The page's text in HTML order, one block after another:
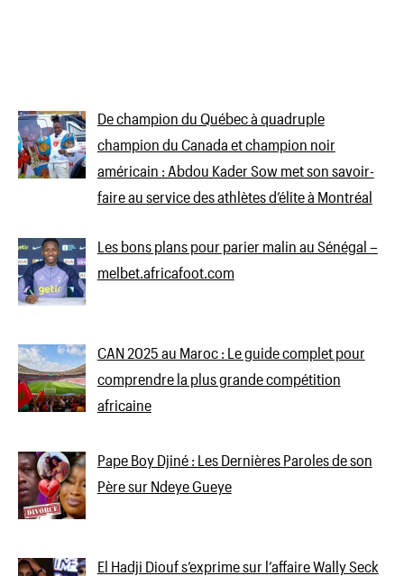
De champion du Québec à quadruple
champion du Canada et champion noir
américain : Abdou Kader Sow met son savoir-
faire au service des athlètes d’élite à Montréal
Les bons plans pour parier malin au Sénégal –
melbet.africafoot.com
CAN 2025 au Maroc : Le guide complet pour
comprendre la plus grande compétition
africaine
Pape Boy Djiné : Les Dernières Paroles de son
Père sur Ndeye Gueye
El Hadji Diouf s’exprime sur l’affaire Wally Seck